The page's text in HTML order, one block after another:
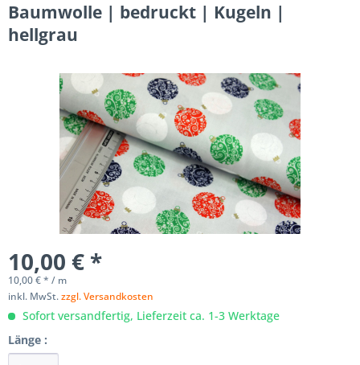
Baumwolle | bedruckt | Kugeln |
hellgrau
10,00 € *
10,00 € * / m
inkl. MwSt.zzgl. Versandkosten
Sofort versandfertig, Lieferzeit ca. 1-3 Werktage
Länge :